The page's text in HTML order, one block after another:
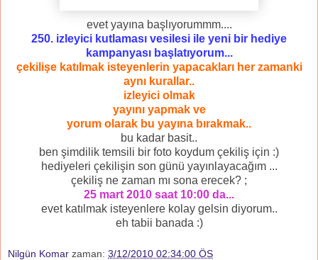
evet yayına başlıyorummm....
250. izleyici kutlaması vesilesi ile yeni bir hediye
kampanyası başlatıyorum...
çekilişe katılmak isteyenlerin yapacakları her zamanki
aynı kurallar..
izleyici olmak
yayını yapmak ve
yorum olarak bu yayına bırakmak..
bu kadar basit..
ben şimdilik temsili bir foto koydum çekiliş için :)
hediyeleri çekilişin son günü yayınlayacağım ...
çekiliş ne zaman mı sona erecek? ;
25 mart 2010 saat 10:00 da...
evet katılmak isteyenlere kolay gelsin diyorum..
eh tabii banada :)
Nilgün Komar zaman: 3/12/2010 02:34:00 ÖS